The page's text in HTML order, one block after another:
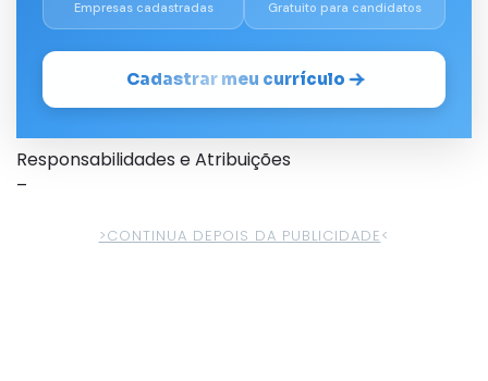
Empresas cadastradas Gratuito para candidatos
Cadastrar meu currículo
Responsabilidades e Atribuições
–
>CONTINUA DEPOIS DA PUBLICIDADE<